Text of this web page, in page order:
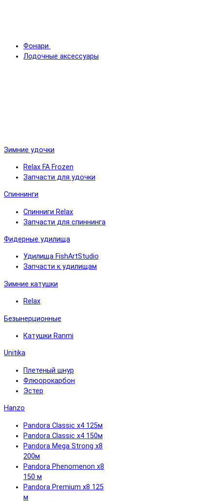
Фонари
Лодочные аксессуары
Зимние удочки
Relax FA Frozen
Запчасти для удочки
Спиннинги
Спинниги Relax
Запчасти для спиннинга
Фидерные удилища
Удилища FishArtStudio
Запчасти к удилищам
Зимние катушки
Relax
Безынерционные
Катушки Ranmi
Unitika
Плетеный шнур
Флюорокарбон
Эстер
Hanzo
Pandora Classic x4 125м
Pandora Classic x4 150м
Pandora Mega Strong x8
200м
Pandora Phenomenon x8
150 м
Pandora Premium x8 125
м